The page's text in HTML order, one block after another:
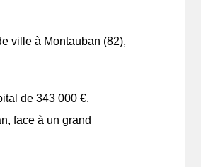
ville à Montauban (82),
de 343 000 €.
face à un grand